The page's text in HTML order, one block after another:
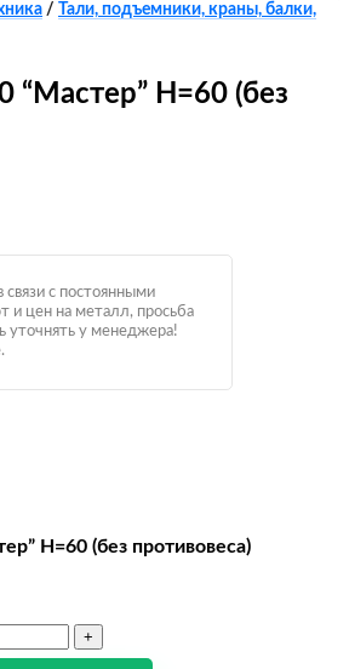
/
Тали, подъемники, краны, балки,
“Мастер” Н=60 (без
с постоянными
и цен на металл, просьба
уточнять у менеджера!
Н=60 (без противовеса)